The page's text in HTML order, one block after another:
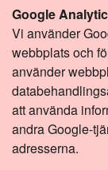
Google
Vi använder
webbplats och
använder
att använda
andra Google-
adresserna.